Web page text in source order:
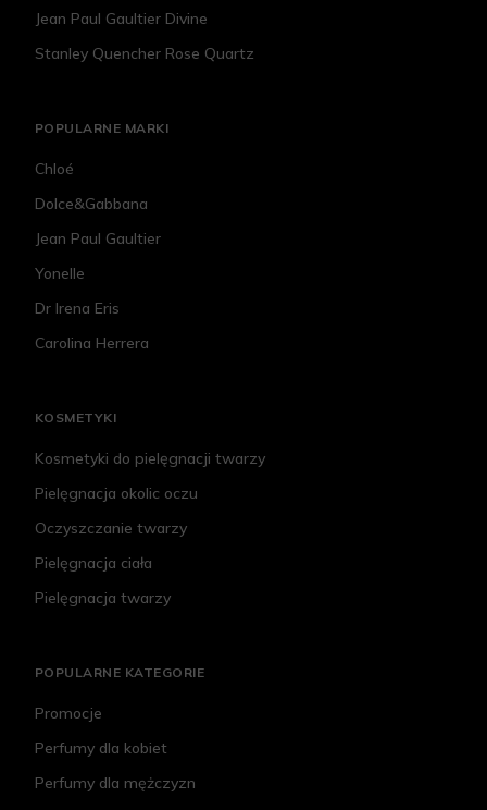
Jean Paul Gaultier Divine
Stanley Quencher Rose Quartz
POPULARNE MARKI
Chloé
Dolce&Gabbana
Jean Paul Gaultier
Yonelle
Dr Irena Eris
Carolina Herrera
KOSMETYKI
Kosmetyki do pielęgnacji twarzy
Pielęgnacja okolic oczu
Oczyszczanie twarzy
Pielęgnacja ciała
Pielęgnacja twarzy
POPULARNE KATEGORIE
Promocje
Perfumy dla kobiet
Perfumy dla mężczyzn